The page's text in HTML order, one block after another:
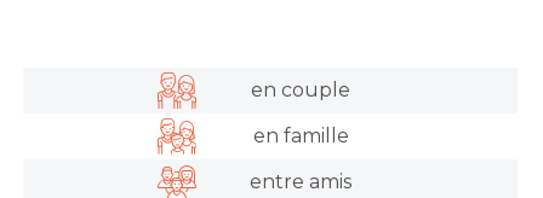
en couple
en famille
entre amis